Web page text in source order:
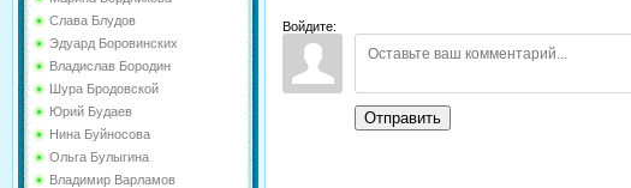
Слава Блудов
Эдуард Боровинских
Владислав Бородин
Шура Бродовской
Юрий Будаев
Нина Буйносова
Ольга Булыгина
Владимир Варламов
Войдите:
Отправить